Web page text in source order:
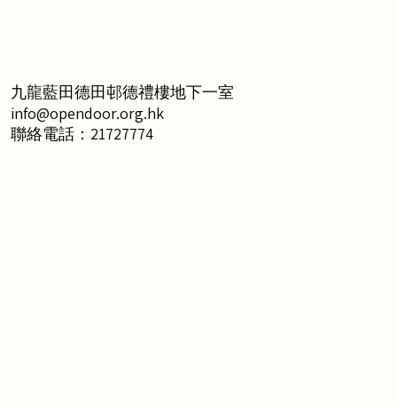
九龍藍田德田邨德禮樓地下一室
info@opendoor.org.hk
聯絡電話：21727774